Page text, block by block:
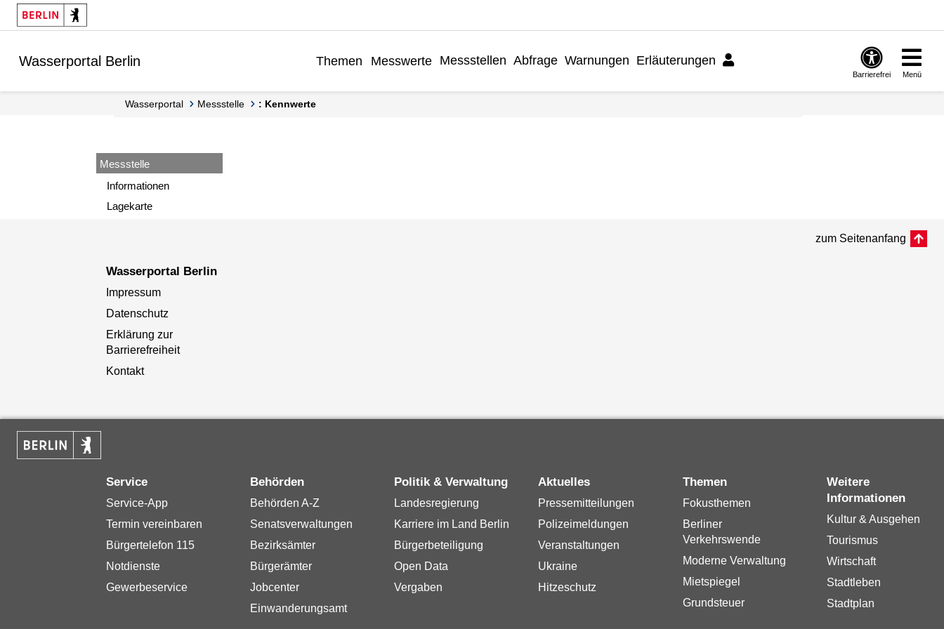
Springe zur Navigation
Springe zum Inhalt
Wasserportal Berlin Themen Messwerte Messstellen Abfrage Warnungen Erläuterungen
Barrierefrei Menü
Wasserportal Messstelle : Kennwerte
Messstelle
Informationen
Lagekarte
zum Seitenanfang
Wasserportal Berlin
Impressum
Datenschutz
Erklärung zur
Barrierefreiheit
Kontakt
Service
Service-App
Termin vereinbaren
Bürgertelefon 115
Notdienste
Gewerbeservice
Behörden
Behörden A-Z
Senatsverwaltungen
Bezirksämter
Bürgerämter
Jobcenter
Einwanderungsamt
Politik & Verwaltung
Landesregierung
Karriere im Land Berlin
Bürgerbeteiligung
Open Data
Vergaben
Aktuelles
Pressemitteilungen
Polizeimeldungen
Veranstaltungen
Ukraine
Hitzeschutz
Themen
Fokusthemen
Berliner
Verkehrswende
Moderne Verwaltung
Mietspiegel
Grundsteuer
Weitere
Informationen
Kultur & Ausgehen
Tourismus
Wirtschaft
Stadtleben
Stadtplan